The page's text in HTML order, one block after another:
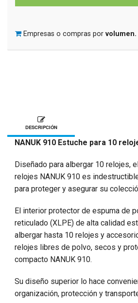
Empresas o compras por volumen.
DESCRIPCIÓN
NANUK 910 Estuche para 10
Diseñado para albergar 10 relojes,
relojes NANUK 910 es
para proteger y asegurar su
El interior protector de espuma de
reticulado (XLPE) de alta calidad
albergar hasta 10 relojes y
relojes libres de polvo, secos y
compacto NANUK 910.
Su diseño superior lo hace
organización, protección y